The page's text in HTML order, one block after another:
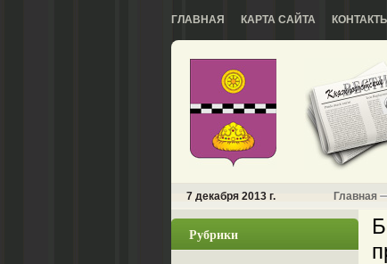
ГЛАВНАЯ КАРТА САЙТА КОНТАКТЫ
7 декабря 2013 г. Главная
Рубрики